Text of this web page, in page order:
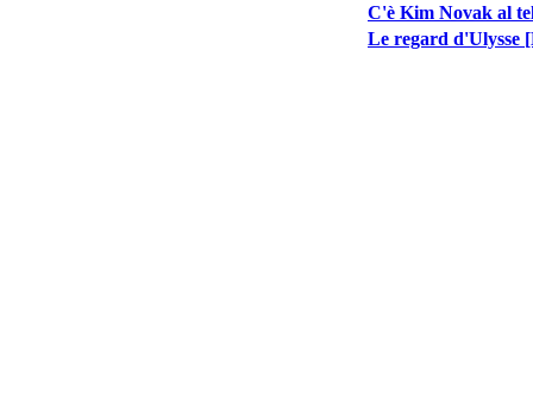
C'è Kim Novak al
Le regard d'Ulysse